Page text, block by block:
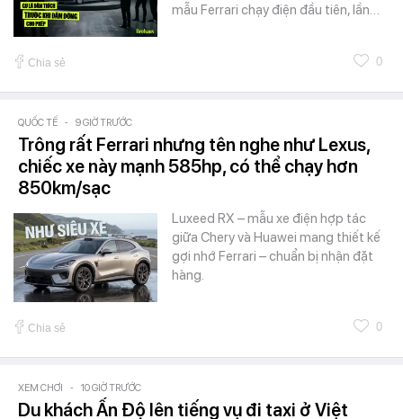
mẫu Ferrari chạy điện đầu tiên, lần…
Chia sẻ 0
QUỐC TẾ - 9 GIỜ TRƯỚC
Trông rất Ferrari nhưng tên nghe như Lexus,
chiếc xe này mạnh 585hp, có thể chạy hơn
850km/sạc
Luxeed RX – mẫu xe điện hợp tác
giữa Chery và Huawei mang thiết kế
gợi nhớ Ferrari – chuẩn bị nhận đặt
hàng.
Chia sẻ 0
XEM CHƠI - 10 GIỜ TRƯỚC
Du khách Ấn Độ lên tiếng vụ đi taxi ở Việt